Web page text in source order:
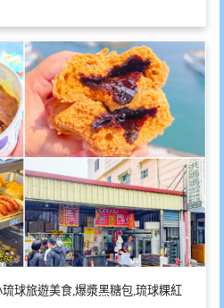
球旅遊美食,爆漿黑糖包,琉球粿紅